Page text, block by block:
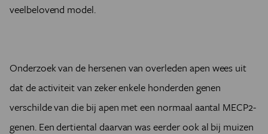
veelbelovend model.
Onderzoek van de hersenen van overleden apen wees uit
dat de activiteit van zeker enkele honderden genen
verschilde van die bij apen met een normaal aantal MECP2-
genen. Een dertiental daarvan was eerder ook al bij muizen